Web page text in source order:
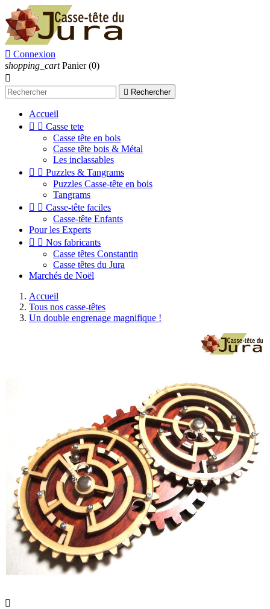
 Connexion
shopping_cart Panier (0)

 Rechercher
Accueil
  Casse tete
Casse tête en bois
Casse tête bois & Métal
Les inclassables
  Puzzles & Tangrams
Puzzles Casse-tête en bois
Tangrams
  Casse-tête faciles
Casse-tête Enfants
Pour les Experts
  Nos fabricants
Casse têtes Constantin
Casse têtes du Jura
Marchés de Noël
Accueil
Tous nos casse-têtes
Un double engrenage magnifique !
